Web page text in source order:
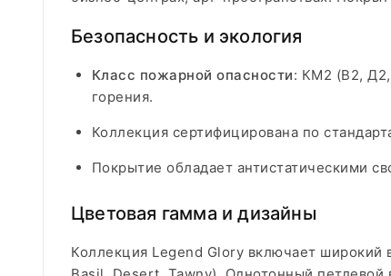
Безопасность и экология
Класс пожарной опасности: КМ2 (В2, Д2,
горения.
Коллекция сертифицирована по
Покрытие обладает антистатическими
Цветовая гамма и дизайны
Коллекция Legend Glory включает